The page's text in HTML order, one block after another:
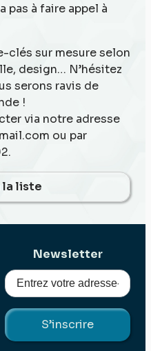
pas à faire appel à
clés sur mesure selon
design… N’hésitez
serons ravis de
!
via notre adresse
ou par
la liste
Newsletter